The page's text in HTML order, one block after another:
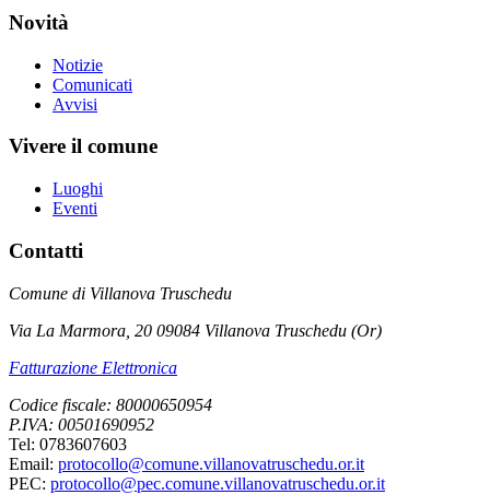
Novità
Notizie
Comunicati
Avvisi
Vivere il comune
Luoghi
Eventi
Contatti
Comune di Villanova Truschedu
Via La Marmora, 20 09084 Villanova Truschedu (Or)
Fatturazione Elettronica
Codice fiscale: 80000650954
P.IVA: 00501690952
Tel: 0783607603
Email: protocollo@comune.villanovatruschedu.or.it
PEC: protocollo@pec.comune.villanovatruschedu.or.it